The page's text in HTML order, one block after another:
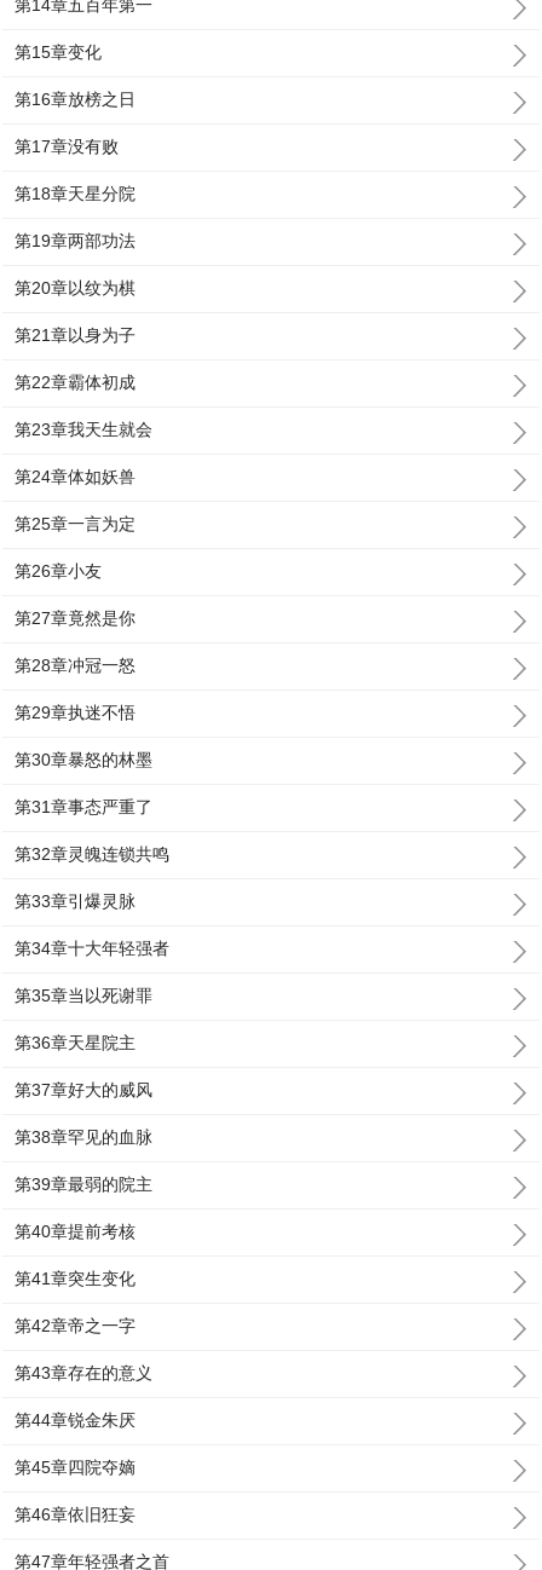
第14章五百年第一
第15章变化
第16章放榜之日
第17章没有败
第18章天星分院
第19章两部功法
第20章以纹为棋
第21章以身为子
第22章霸体初成
第23章我天生就会
第24章体如妖兽
第25章一言为定
第26章小友
第27章竟然是你
第28章冲冠一怒
第29章执迷不悟
第30章暴怒的林墨
第31章事态严重了
第32章灵魄连锁共鸣
第33章引爆灵脉
第34章十大年轻强者
第35章当以死谢罪
第36章天星院主
第37章好大的威风
第38章罕见的血脉
第39章最弱的院主
第40章提前考核
第41章突生变化
第42章帝之一字
第43章存在的意义
第44章锐金朱厌
第45章四院夺嫡
第46章依旧狂妄
第47章年轻强者之首